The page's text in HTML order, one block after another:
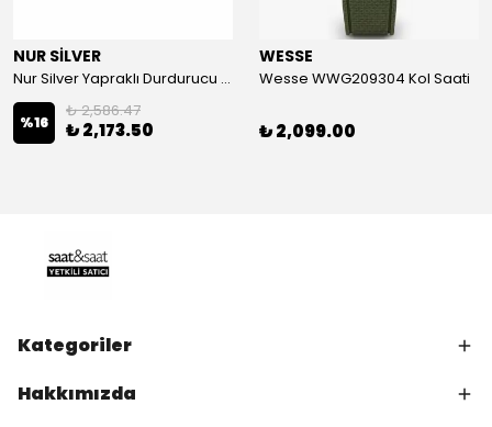
NUR SİLVER
Nur Silver Yapraklı Durdurucu Gümüş Charm - NUR-CM00501
%16
₺ 2,586.47
₺ 2,173.50
WESSE
Wesse WWG209304 Kol Saati
₺ 2,099.00
Kategoriler
Hakkımızda